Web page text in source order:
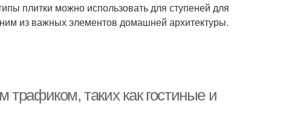
плитки можно использовать для ступеней для
из важных элементов домашней архитектуры.
таких как гостиные и